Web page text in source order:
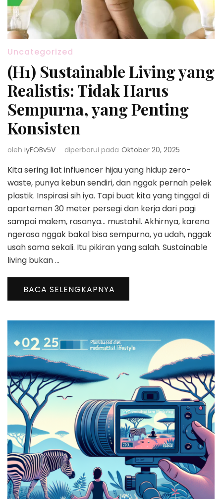
Uncategorized
(H1) Sustainable Living yang
Realistis: Tidak Harus
Sempurna, yang Penting
Konsisten
oleh iyFOBv5V diperbarui pada Oktober 20, 2025
Kita sering liat influencer hijau yang hidup zero-
waste, punya kebun sendiri, dan nggak pernah pelek
plastik. Inspirasi sih iya. Tapi buat kita yang tinggal di
apartemen 30 meter persegi dan kerja dari pagi
sampai malem, rasanya… mustahil. Akhirnya, karena
ngerasa nggak bakal bisa sempurna, ya udah, nggak
usah sama sekali. Itu pikiran yang salah. Sustainable
living bukan …
BACA SELENGKAPNYA